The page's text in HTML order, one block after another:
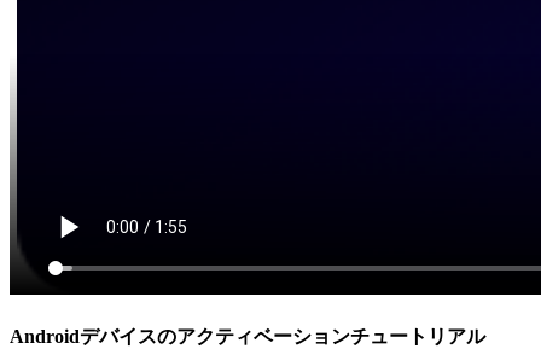
Androidデバイスのアクティベーションチュートリアル